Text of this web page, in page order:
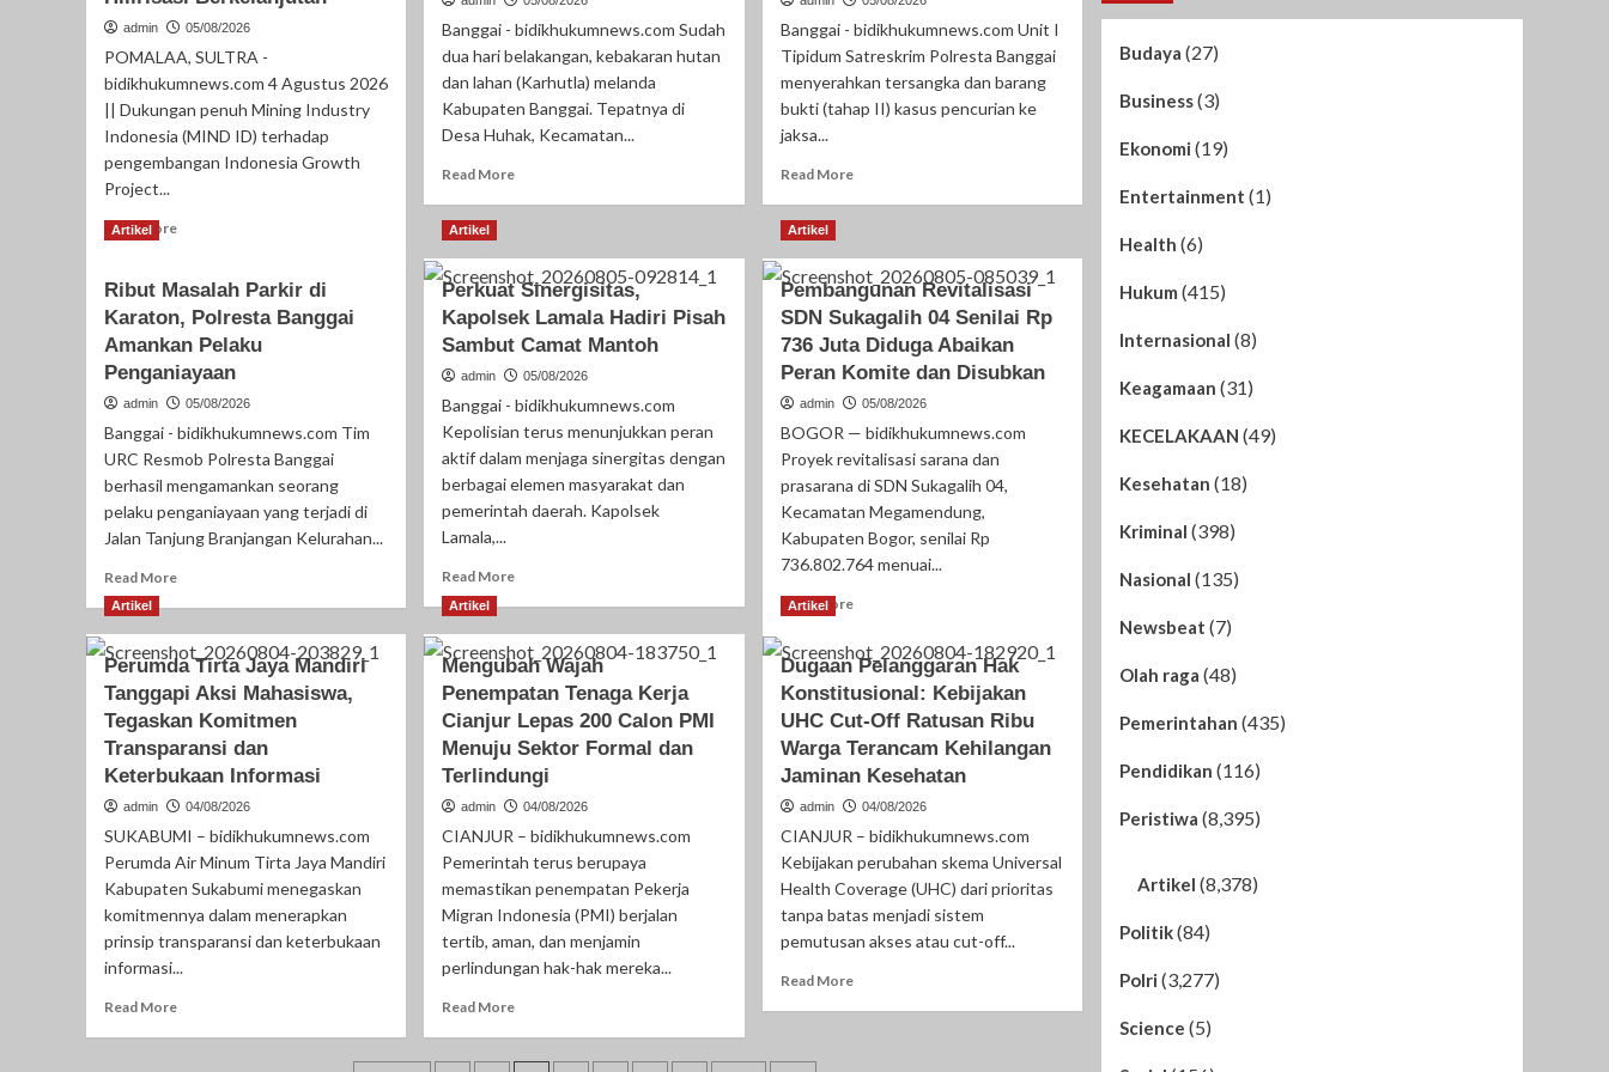
admin 05/08/2026
POMALAA, SULTRA -
bidikhukumnews.com 4 Agustus 2026
|| Dukungan penuh Mining Industry
Indonesia (MIND ID) terhadap
pengembangan Indonesia Growth
Project...
Read MoreRead
“MIND
ID
Tegaskan
Penuh
Bagi
PT
Vale
Pomalaa,
Perkuat
Kepastian
Hilirisasi
Berkelanjutan”
Banggai - bidikhukumnews.com Sudah
dua hari belakangan, kebakaran hutan
dan lahan (Karhutla) melanda
Kabupaten Banggai. Tepatnya di
Desa Huhak, Kecamatan...
Read MoreRead
Hari
Berjuang
Padamkan
Karhutla,
Samapta
Polresta
Banggai
Pantang
Pulang
Sebelum
Padam
Banggai - bidikhukumnews.com Unit I
Tipidum Satreskrim Polresta Banggai
menyerahkan tersangka dan barang
bukti (tahap II) kasus pencurian ke
jaksa...
Read MoreRead
Banggai
Limpahkan
Tersangka
Kasus
Pembobolan
Kios
di
Luwuk
ke
Jaksa
Artikel
Ribut Masalah Parkir di
Karaton, Polresta Banggai
Amankan Pelaku
Penganiayaan
admin 05/08/2026
Banggai - bidikhukumnews.com Tim
URC Resmob Polresta Banggai
berhasil mengamankan seorang
pelaku penganiayaan yang terjadi di
Jalan Tanjung Branjangan Kelurahan...
Read MoreRead
Masalah
Parkir
di
Karaton,
Polresta
Banggai
Amankan
Penganiayaan
Artikel
Perkuat Sinergisitas,
Kapolsek Lamala Hadiri Pisah
Sambut Camat Mantoh
admin 05/08/2026
Banggai - bidikhukumnews.com
Kepolisian terus menunjukkan peran
aktif dalam menjaga sinergitas dengan
berbagai elemen masyarakat dan
pemerintah daerah. Kapolsek
Lamala,...
Read MoreRead
Sinergisitas,
Kapolsek
Hadiri
Pisah
Sambut
Camat
Artikel
Pembangunan Revitalisasi
SDN Sukagalih 04 Senilai Rp
736 Juta Diduga Abaikan
Peran Komite dan Disubkan
admin 05/08/2026
BOGOR — bidikhukumnews.com
Proyek revitalisasi sarana dan
prasarana di SDN Sukagalih 04,
Kecamatan Megamendung,
Kabupaten Bogor, senilai Rp
736.802.764 menuai...
Read MoreRead
about
Pembangunan
Revitalisasi
SDN
04
Senilai
Rp
736
Diduga
Abaikan
Peran
Komite
Disubkan
Artikel
Perumda Tirta Jaya Mandiri
Tanggapi Aksi Mahasiswa,
Tegaskan Komitmen
Transparansi dan
Keterbukaan Informasi
admin 04/08/2026
SUKABUMI – bidikhukumnews.com
Perumda Air Minum Tirta Jaya Mandiri
Kabupaten Sukabumi menegaskan
komitmennya dalam menerapkan
prinsip transparansi dan keterbukaan
informasi...
Read MoreRead
Artikel
Mengubah Wajah
Penempatan Tenaga Kerja
Cianjur Lepas 200 Calon PMI
Menuju Sektor Formal dan
Terlindungi
admin 04/08/2026
CIANJUR – bidikhukumnews.com
Pemerintah terus berupaya
memastikan penempatan Pekerja
Migran Indonesia (PMI) berjalan
tertib, aman, dan menjamin
perlindungan hak-hak mereka...
Read MoreRead
Artikel
Dugaan Pelanggaran Hak
Konstitusional: Kebijakan
UHC Cut-Off Ratusan Ribu
Warga Terancam Kehilangan
Jaminan Kesehatan
admin 04/08/2026
CIANJUR – bidikhukumnews.com
Kebijakan perubahan skema Universal
Health Coverage (UHC) dari prioritas
tanpa batas menjadi sistem
pemutusan akses atau cut-off...
Read MoreRead
Budaya (27)
Business(3)
Ekonomi (19)
Entertainment (1)
Health (6)
Hukum (415)
Internasional (8)
Keagamaan (31)
KECELAKAAN (49)
Kesehatan (18)
Kriminal (398)
Nasional (135)
Newsbeat (7)
Olah raga (48)
Pemerintahan (435)
Pendidikan (116)
Peristiwa (8,395)
Artikel (8,378)
Politik(84)
Polri (3,277)
Science (5)